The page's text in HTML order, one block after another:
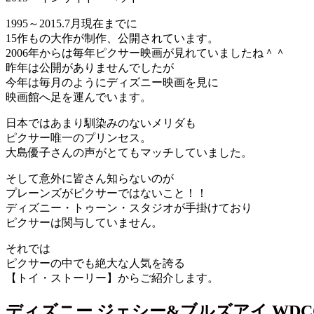
1995～2015.7月現在までに
15作もの大作が制作、公開されています。
2006年からは毎年ピクサー映画が見れていましたね＾＾
昨年は公開がありませんでしたが
今年は毎月のようにディズニー映画を見に
映画館へ足を運んでいます。
日本ではあまり馴染みのないメリダも
ピクサー唯一のプリンセス。
大島優子さんの声がとてもマッチしていました。
そして意外に皆さん知らないのが
プレーンズがピクサーではないこと！！
ディズニー・トゥーン・スタジオが手掛けており
ピクサーは関与していません。
それでは
ピクサーの中でも絶大な人気を誇る
【トイ・ストーリー】からご紹介します。